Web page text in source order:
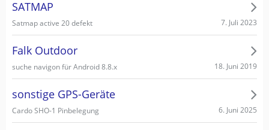
SATMAP
Satmap active 20 defekt 7. Juli 2023
Falk Outdoor
suche navigon für Android 8.8.x 18. Juni 2019
sonstige GPS-Geräte
Cardo SHO-1 Pinbelegung 6. Juni 2025